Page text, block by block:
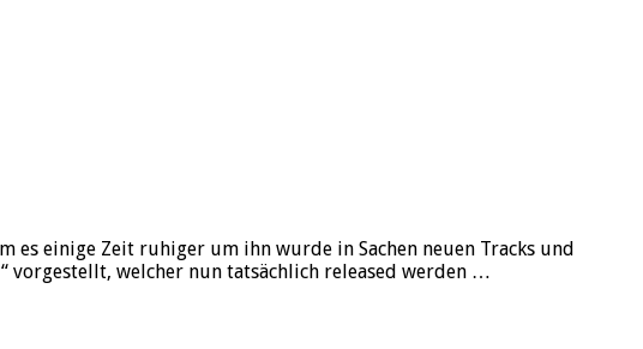
es einige Zeit ruhiger um ihn wurde in Sachen neuen Tracks und
vorgestellt, welcher nun tatsächlich released werden …